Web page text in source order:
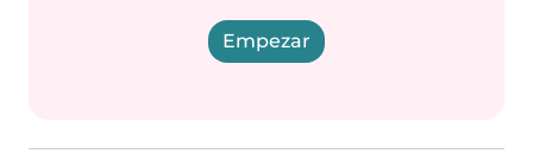
Empezar